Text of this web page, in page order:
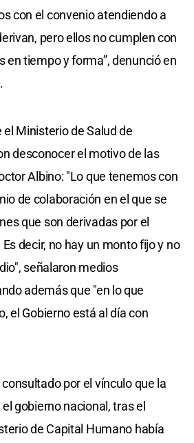
con el convenio atendiendo a
pero ellos no cumplen con
en tiempo y forma”, denunció en
Ministerio de Salud de
desconocer el motivo de las
Albino: "Lo que tenemos con
de colaboración en el que se
que son derivadas por el
decir, no hay un monto fijo y no
señalaron medios
además que "en lo que
el Gobierno está al día con
por el vínculo que la
gobierno nacional, tras el
de Capital Humano había